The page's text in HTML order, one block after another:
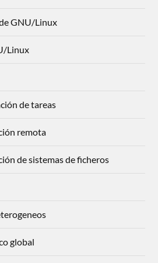
GNU/Linux
Linux
de tareas
remota
de sistemas de ficheros
global